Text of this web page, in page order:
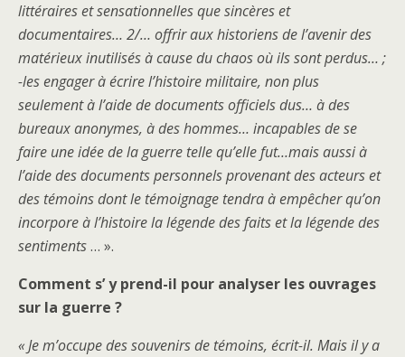
littéraires et sensationnelles que sincères et
documentaires… 2/… offrir aux historiens de l’avenir des
matérieux inutilisés à cause du chaos où ils sont perdus… ;
-les engager à écrire l’histoire militaire, non plus
seulement à l’aide de documents officiels dus… à des
bureaux anonymes, à des hommes… incapables de se
faire une idée de la guerre telle qu’elle fut…mais aussi à
l’aide des documents personnels provenant des acteurs et
des témoins dont le témoignage tendra à empêcher qu’on
incorpore à l’histoire la légende des faits et la légende des
sentiments… ».
Comment s’ y prend-il pour analyser les ouvrages
sur la guerre ?
« Je m’occupe des souvenirs de témoins, écrit-il. Mais il y a